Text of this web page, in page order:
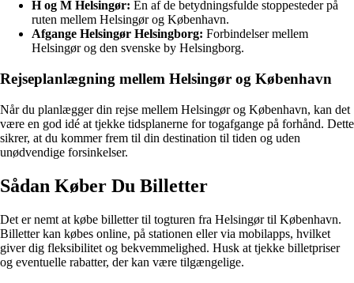
H og M Helsingør: En af de betydningsfulde stoppesteder på
ruten mellem Helsingør og København.
Afgange Helsingør Helsingborg: Forbindelser mellem
Helsingør og den svenske by Helsingborg.
Rejseplanlægning mellem Helsingør og København
Når du planlægger din rejse mellem Helsingør og København, kan det
være en god idé at tjekke tidsplanerne for togafgange på forhånd. Dette
sikrer, at du kommer frem til din destination til tiden og uden
unødvendige forsinkelser.
Sådan Køber Du Billetter
Det er nemt at købe billetter til togturen fra Helsingør til København.
Billetter kan købes online, på stationen eller via mobilapps, hvilket
giver dig fleksibilitet og bekvemmelighed. Husk at tjekke billetpriser
og eventuelle rabatter, der kan være tilgængelige.